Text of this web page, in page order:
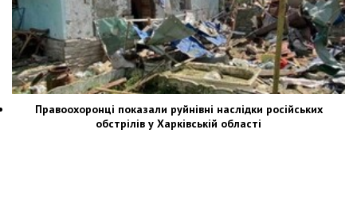
Правоохоронці показали руйнівні наслідки російських
обстрілів у Харківській області